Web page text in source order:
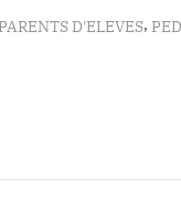
D'ELEVES,